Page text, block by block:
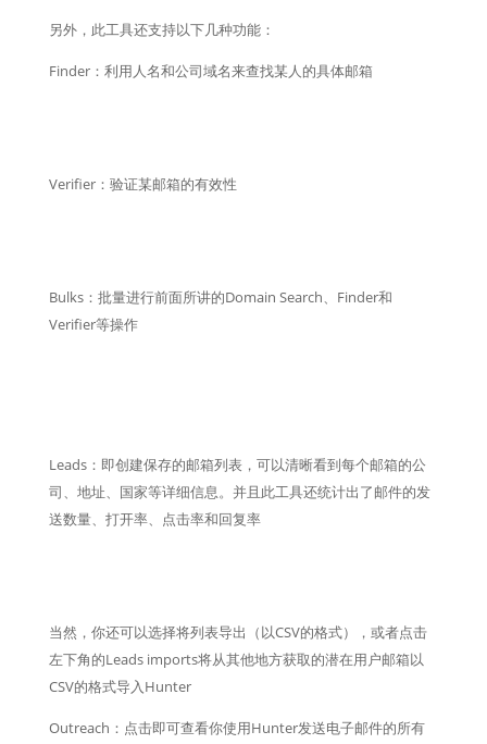
另外，此工具还支持以下几种功能：
Finder：利用人名和公司域名来查找某人的具体邮箱
Verifier：验证某邮箱的有效性
Bulks：批量进行前面所讲的Domain Search、Finder和
Verifier等操作
Leads：即创建保存的邮箱列表，可以清晰看到每个邮箱的公
司、地址、国家等详细信息。并且此工具还统计出了邮件的发
送数量、打开率、点击率和回复率
当然，你还可以选择将列表导出（以CSV的格式），或者点击
左下角的Leads imports将从其他地方获取的潜在用户邮箱以
CSV的格式导入Hunter
Outreach：点击即可查看你使用Hunter发送电子邮件的所有